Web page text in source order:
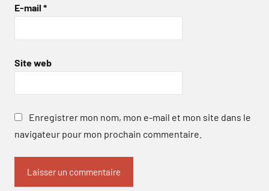
E-mail *
Site web
Enregistrer mon nom, mon e-mail et mon site dans le
navigateur pour mon prochain commentaire.